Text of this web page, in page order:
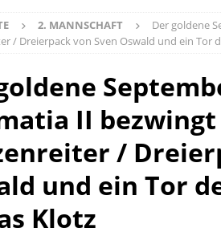
2. MANNSCHAFT
Der goldene
/ Dreierpack von Sven Oswald und ein Tor
goldene
II bezwingt
/
und ein Tor
Klotz